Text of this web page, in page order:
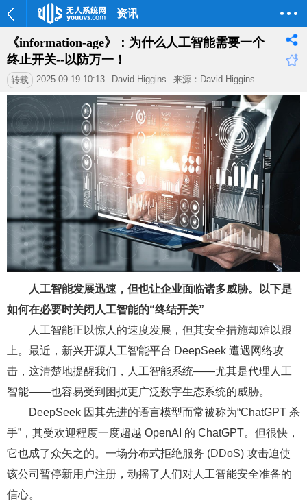
资讯
《information-age》：为什么人工智能需要一个
终止开关--以防万一！
转载 2025-09-19 10:13 David Higgins 来源：David Higgins
人工智能发展迅速，但也让企业面临诸多威胁。以下是
如何在必要时关闭人工智能的“终结开关”
人工智能正以惊人的速度发展，但其安全措施却难以跟
上。最近，新兴开源人工智能平台 DeepSeek 遭遇网络攻
击，这清楚地提醒我们，人工智能系统——尤其是代理人工
智能——也容易受到困扰更广泛数字生态系统的威胁。
DeepSeek 因其先进的语言模型而常被称为“ChatGPT 杀
手”，其受欢迎程度一度超越 OpenAI 的 ChatGPT。但很快，
它也成了众矢之的。一场分布式拒绝服务 (DDoS) 攻击迫使
该公司暂停新用户注册，动摇了人们对人工智能安全准备的
信心。